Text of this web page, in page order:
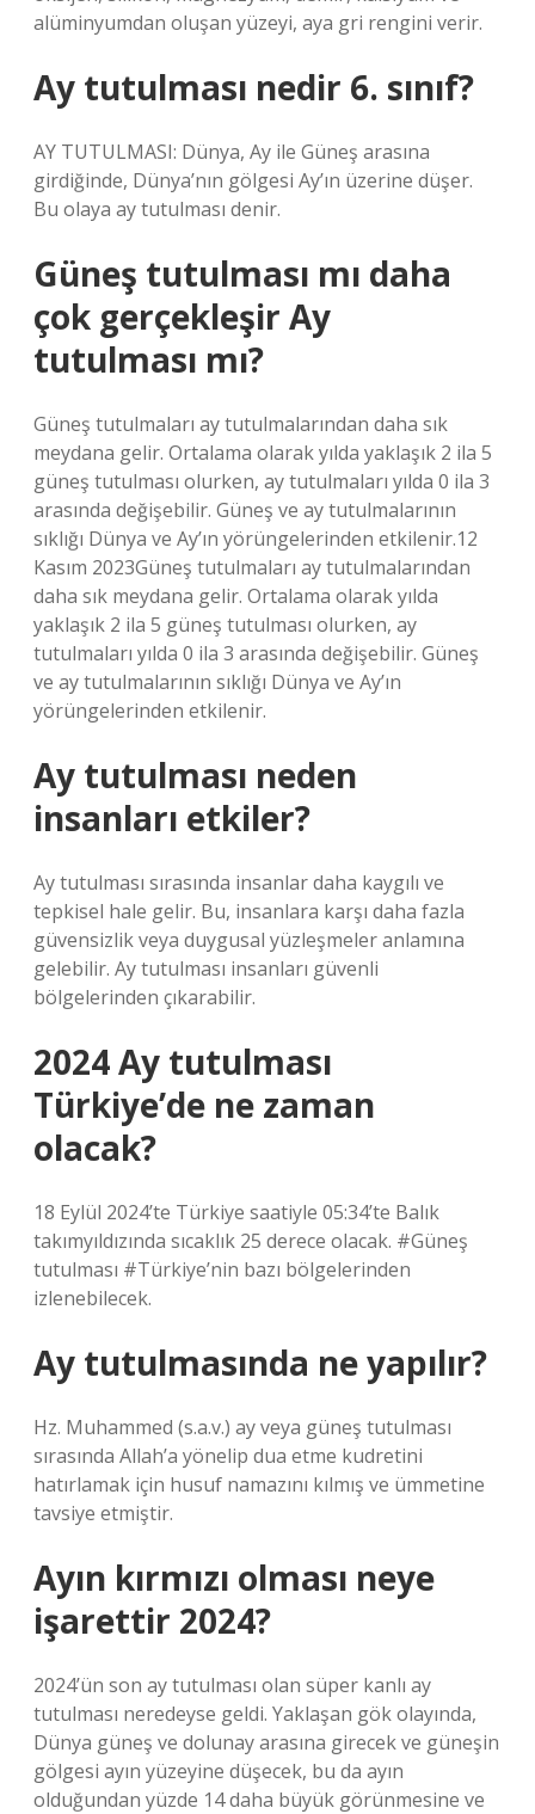
alüminyumdan oluşan yüzeyi, aya gri rengini verir.
Ay tutulması nedir 6. sınıf?
AY TUTULMASI: Dünya, Ay ile Güneş arasına
girdiğinde, Dünya’nın gölgesi Ay’ın üzerine düşer.
Bu olaya ay tutulması denir.
Güneş tutulması mı daha
çok gerçekleşir Ay
tutulması mı?
Güneş tutulmaları ay tutulmalarından daha sık
meydana gelir. Ortalama olarak yılda yaklaşık 2 ila 5
güneş tutulması olurken, ay tutulmaları yılda 0 ila 3
arasında değişebilir. Güneş ve ay tutulmalarının
sıklığı Dünya ve Ay’ın yörüngelerinden etkilenir.12
Kasım 2023Güneş tutulmaları ay tutulmalarından
daha sık meydana gelir. Ortalama olarak yılda
yaklaşık 2 ila 5 güneş tutulması olurken, ay
tutulmaları yılda 0 ila 3 arasında değişebilir. Güneş
ve ay tutulmalarının sıklığı Dünya ve Ay’ın
yörüngelerinden etkilenir.
Ay tutulması neden
insanları etkiler?
Ay tutulması sırasında insanlar daha kaygılı ve
tepkisel hale gelir. Bu, insanlara karşı daha fazla
güvensizlik veya duygusal yüzleşmeler anlamına
gelebilir. Ay tutulması insanları güvenli
bölgelerinden çıkarabilir.
2024 Ay tutulması
Türkiye’de ne zaman
olacak?
18 Eylül 2024’te Türkiye saatiyle 05:34’te Balık
takımyıldızında sıcaklık 25 derece olacak. #Güneş
tutulması #Türkiye’nin bazı bölgelerinden
izlenebilecek.
Ay tutulmasında ne yapılır?
Hz. Muhammed (s.a.v.) ay veya güneş tutulması
sırasında Allah’a yönelip dua etme kudretini
hatırlamak için husuf namazını kılmış ve ümmetine
tavsiye etmiştir.
Ayın kırmızı olması neye
işarettir 2024?
2024’ün son ay tutulması olan süper kanlı ay
tutulması neredeyse geldi. Yaklaşan gök olayında,
Dünya güneş ve dolunay arasına girecek ve güneşin
gölgesi ayın yüzeyine düşecek, bu da ayın
olduğundan yüzde 14 daha büyük görünmesine ve